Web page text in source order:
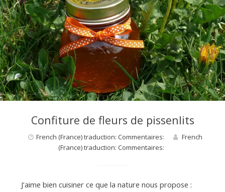
d
e
d
Confiture de fleurs de pissenlits
French (France) traduction: Commentaires:
French
(France) traduction: Commentaires:
J’aime bien cuisiner ce que la nature nous propose :